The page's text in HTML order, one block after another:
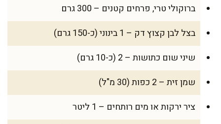
ברוקולי טרי, פרחים קטנים – 300 גרם
בצל לבן קצוץ דק – 1 בינוני (כ-150 גרם)
שיני שום כתושות – 2 (כ-10 גרם)
שמן זית – 2 כפות (30 מ"ל)
ציר ירקות או מים רותחים – 1 ליטר